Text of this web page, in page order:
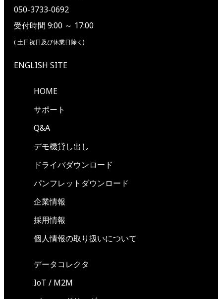
050-3733-0692
受付時間 9:00 ～ 17:00
( 土日祝日及び休業日除く)
ENGLISH SITE
HOME
サポート
Q&A
デモ機貸し出し
ドライバダウンロード
パンフレットダウンロード
企業情報
採用情報
個人情報の取り扱いについて
データコレクタ
IoT / M2M